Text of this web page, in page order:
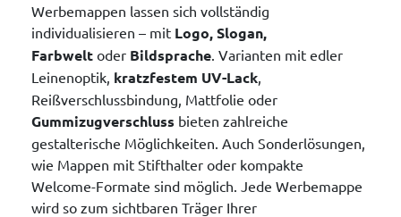
Werbemappen lassen sich vollständig
individualisieren – mit Logo, Slogan,
Farbwelt oder Bildsprache . Varianten mit edler
Leinenoptik, kratzfestem UV-Lack
Reißverschlussbindung, Mattfolie oder
Gummizugverschluss bieten zahlreiche
gestalterische Möglichkeiten. Auch Sonderlösungen,
wie Mappen mit Stifthalter oder kompakte
Welcome-Formate sind möglich. Jede Werbemappe
wird so zum sichtbaren Träger Ihrer